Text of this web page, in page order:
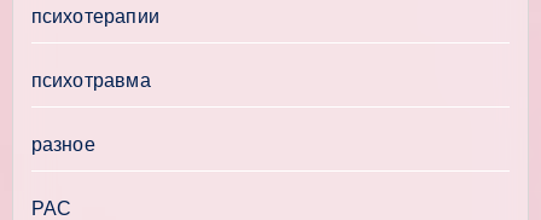
психотерапии
психотравма
разное
РАС